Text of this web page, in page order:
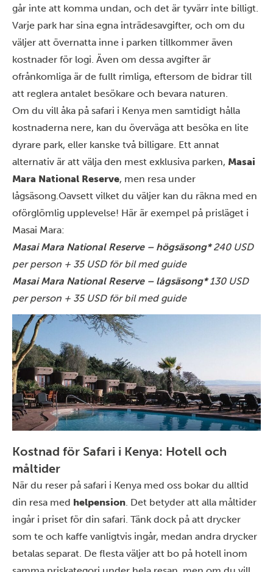
går inte att komma undan, och det är tyvärr inte billigt.
Varje park har sina egna inträdesavgifter, och om du
väljer att övernatta inne i parken tillkommer även
kostnader för logi. Även om dessa avgifter är
ofrånkomliga är de fullt rimliga, eftersom de bidrar till
att reglera antalet besökare och bevara naturen.
Om du vill åka på safari i Kenya men samtidigt hålla
kostnaderna nere, kan du överväga att besöka en lite
dyrare park, eller kanske två billigare. Ett annat
alternativ är att välja den mest exklusiva parken, Masai
Mara National Reserve, men resa under
lågsäsong. Oavsett vilket du väljer kan du räkna med en
oförglömlig upplevelse! Här är exempel på prisläget i
Masai Mara:
Masai Mara National Reserve – högsäsong* 240 USD
per person + 35 USD för bil med guide
Masai Mara National Reserve – lågsäsong* 130 USD
per person + 35 USD för bil med guide
Kostnad för Safari i Kenya: Hotell och
måltider
När du reser på safari i Kenya med oss bokar du alltid
din resa med helpension. Det betyder att alla måltider
ingår i priset för din safari. Tänk dock på att drycker
som te och kaffe vanligtvis ingår, medan andra drycker
betalas separat. De flesta väljer att bo på hotell inom